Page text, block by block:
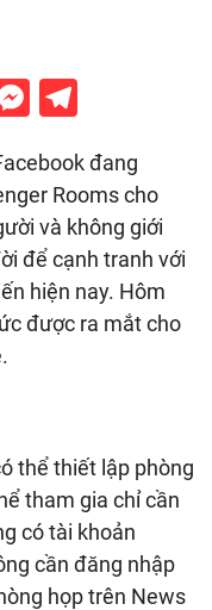
đang
Rooms cho
và không giới
để cạnh tranh với
hiện nay. Hôm
được ra mắt cho
thể thiết lập phòng
tham gia chỉ cần
có tài khoản
cần đăng nhập
họp trên News